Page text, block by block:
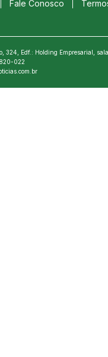
Fale Conosco
324, Edf.: Holding Empresarial,
022